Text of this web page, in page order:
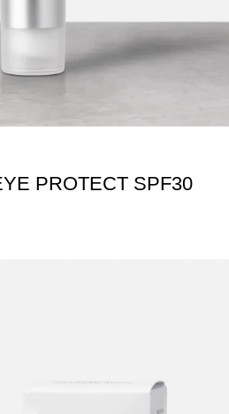
PROTECT SPF30